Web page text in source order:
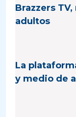
Brazzers
adultos
La
y medio de